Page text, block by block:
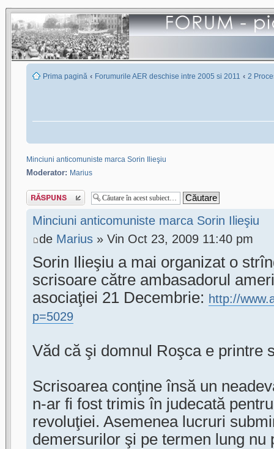
Prima pagină ‹ Forumurile AER deschise intre 2005 si 2011 ‹ 2
Minciuni anticomuniste marca Sorin Ilieşiu
Moderator: Marius
Scrie un răspuns
Minciuni anticomuniste marca Sorin Ilieşiu
de Marius » Vin Oct 23, 2009 11:40 pm
Sorin Ilieşiu a mai organizat o
scrisoare către ambasadorul
asociaţiei 21 Decembrie: http://
p=5029
Văd că şi domnul Roşca e printre
Scrisoarea conţine însă un
n-ar fi fost trimis în judecată
revoluţiei. Asemenea lucruri
demersurilor şi pe termen lung nu